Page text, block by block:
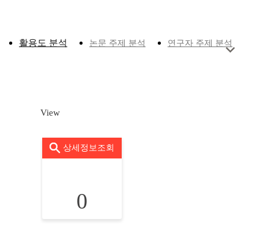
활용도 분석 논문 주제 분석 연구자 주제 분석
View
상세정보조회
0